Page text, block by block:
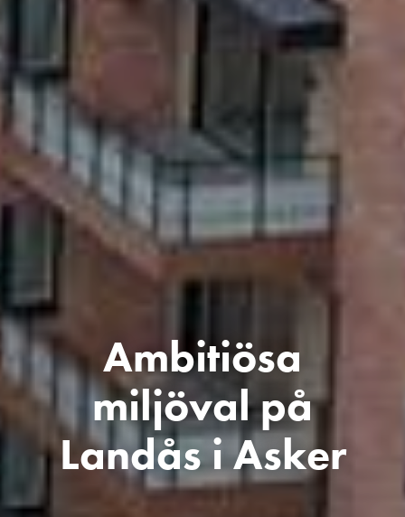
Ambitiösa
miljöval på
Landås i Asker